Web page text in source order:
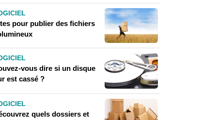
pour publier des fichiers
vous dire si un disque
est cassé ?
quels dossiers et